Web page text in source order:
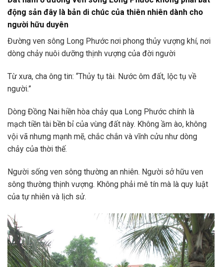
động sản đây là bản di chúc của thiên nhiên dành cho
người hữu duyên
Đường ven sông Long Phước nơi phong thủy vượng khí, nơi
dòng chảy nuôi dưỡng thịnh vượng của đời người
Từ xưa, cha ông tin: “Thủy tụ tài. Nước ôm đất, lộc tụ về
người.”
Dòng Đồng Nai hiền hòa chảy qua Long Phước chính là
mạch tiền tài bền bỉ của vùng đất này. Không ầm ào, không
vội vã nhưng mạnh mẽ, chắc chắn và vĩnh cửu như dòng
chảy của thời thế.
Người sống ven sông thường an nhiên. Người sở hữu ven
sông thường thịnh vượng. Không phải mê tín mà là quy luật
của tự nhiên và lịch sử.